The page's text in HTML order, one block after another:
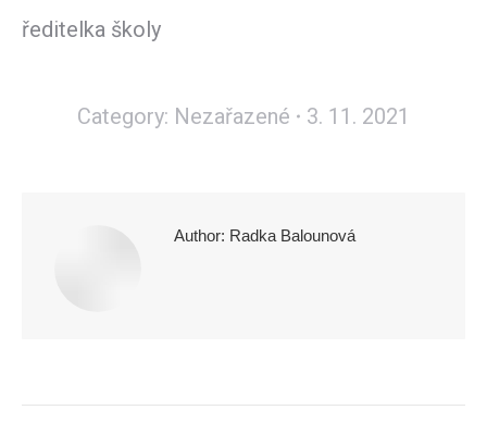
ředitelka školy
Category: Nezařazené 3. 11. 2021
Author: Radka Balounová